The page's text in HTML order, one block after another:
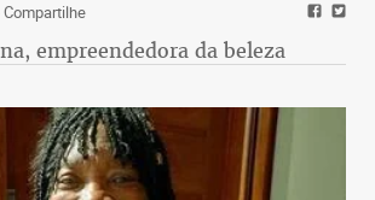
Compartilhe
empreendedora da beleza